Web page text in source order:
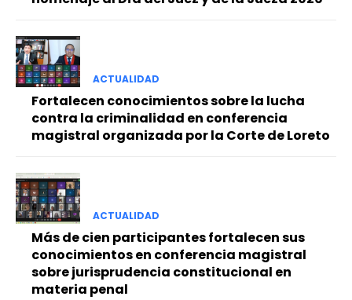
ACTUALIDAD
Fortalecen conocimientos sobre la lucha
contra la criminalidad en conferencia
magistral organizada por la Corte de Loreto
ACTUALIDAD
Más de cien participantes fortalecen sus
conocimientos en conferencia magistral
sobre jurisprudencia constitucional en
materia penal